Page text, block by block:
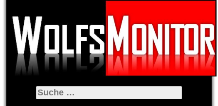
Suche
nach: